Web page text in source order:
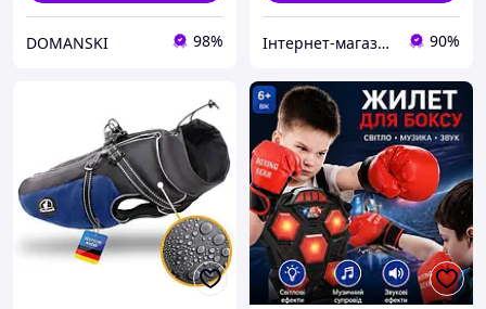
DOMANSKI 98% Інтернет-магазин Look 100 Clothes 90%